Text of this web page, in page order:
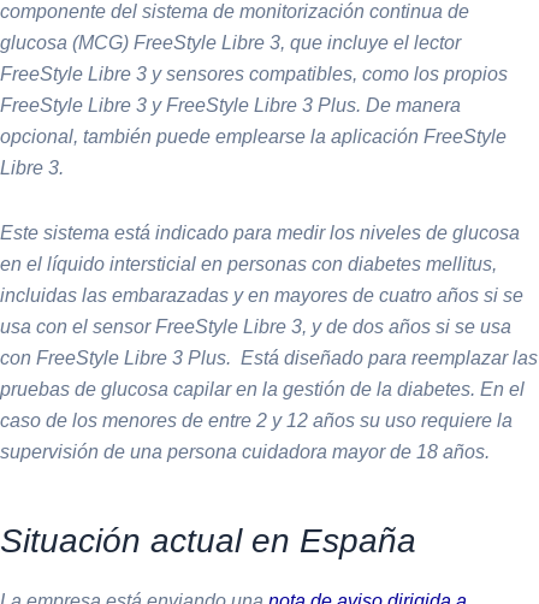
componente del sistema de monitorización continua de
glucosa (MCG) FreeStyle Libre 3, que incluye el lector
FreeStyle Libre 3 y sensores compatibles, como los propios
FreeStyle Libre 3 y FreeStyle Libre 3 Plus. De manera
opcional, también puede emplearse la aplicación FreeStyle
Libre 3.
Este sistema está indicado para medir los niveles de glucosa
en el líquido intersticial en personas con diabetes mellitus,
incluidas las embarazadas y en mayores de cuatro años si se
usa con el sensor FreeStyle Libre 3, y de dos años si se usa
con FreeStyle Libre 3 Plus. Está diseñado para reemplazar las
pruebas de glucosa capilar en la gestión de la diabetes. En el
caso de los menores de entre 2 y 12 años su uso requiere la
supervisión de una persona cuidadora mayor de 18 años.
Situación actual en España